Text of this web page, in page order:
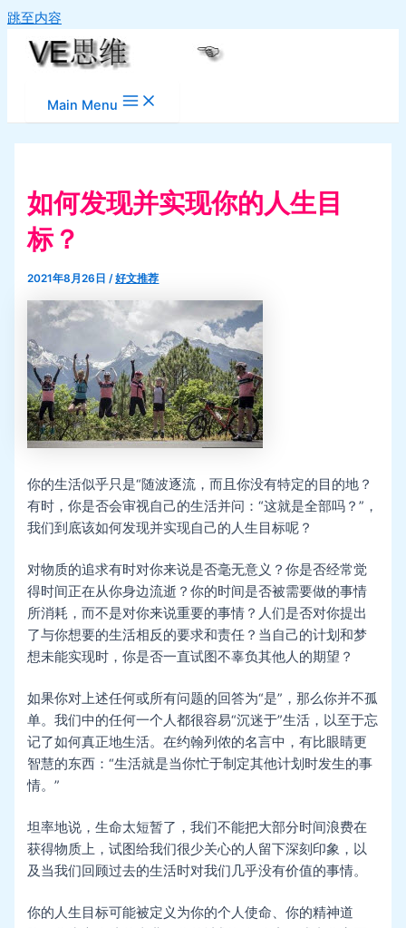
跳至内容
Main Menu
如何发现并实现你的人生目
标？
2021年8月26日/好文推荐
你的生活似乎只是“随波逐流，而且你没有特定的目的地？
有时，你是否会审视自己的生活并问：“这就是全部吗？”，
我们到底该如何发现并实现自己的人生目标呢？
对物质的追求有时对你来说是否毫无意义？你是否经常觉
得时间正在从你身边流逝？你的时间是否被需要做的事情
所消耗，而不是对你来说重要的事情？人们是否对你提出
了与你想要的生活相反的要求和责任？当自己的计划和梦
想未能实现时，你是否一直试图不辜负其他人的期望？
如果你对上述任何或所有问题的回答为“是”，那么你并不孤
单。我们中的任何一个人都很容易“沉迷于”生活，以至于忘
记了如何真正地生活。在约翰列侬的名言中，有比眼睛更
智慧的东西：“生活就是当你忙于制定其他计划时发生的事
情。”
坦率地说，生命太短暂了，我们不能把大部分时间浪费在
获得物质上，试图给我们很少关心的人留下深刻印象，以
及当我们回顾过去的生活时对我们几乎没有价值的事情。
你的人生目标可能被定义为你的个人使命、你的精神道